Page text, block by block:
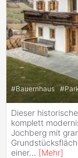
#Bauernhaus #
Dieser
komplett
Jochberg mit
einer... [Mehr]